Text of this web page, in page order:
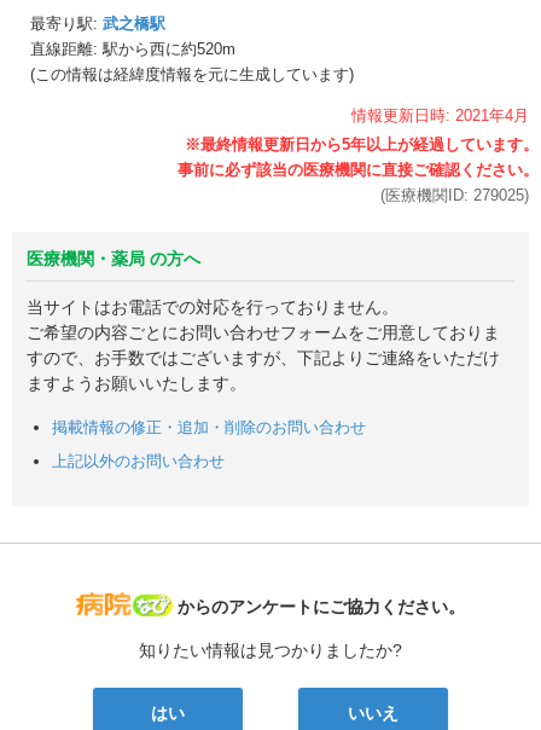
最寄り駅: 武之橋駅
直線距離: 駅から西に約520m
(この情報は経緯度情報を元に生成しています)
情報更新日時: 2021年4月
(医療機関ID: 279025)
医療機関・薬局 の方へ
当サイトはお電話での対応を行っておりません。
ご希望の内容ごとにお問い合わせフォームをご用意しておりま
すので、お手数ではございますが、下記よりご連絡をいただけ
ますようお願いいたします。
掲載情報の修正・追加・削除のお問い合わせ
上記以外のお問い合わせ
病院なび
からのアンケートにご協力ください。
知りたい情報は見つかりましたか?
はい いいえ